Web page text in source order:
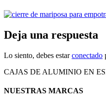
Deja una respuesta
Lo siento, debes estarconectado
CAJAS DE ALUMINIO EN
NUESTRAS MARCAS